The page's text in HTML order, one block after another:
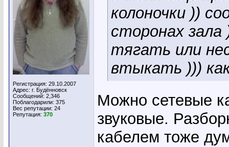
Регистрация: 29.10.2007
Адрес: г. Будённовск
Сообщений: 2,346
Поблагодарили: 375
Вес репутации: 24
Репутация: 370
колоночки ))
сторонах зала
тягать или
втыкать )))
Можно сетевые
звуковые.
кабелем тоже